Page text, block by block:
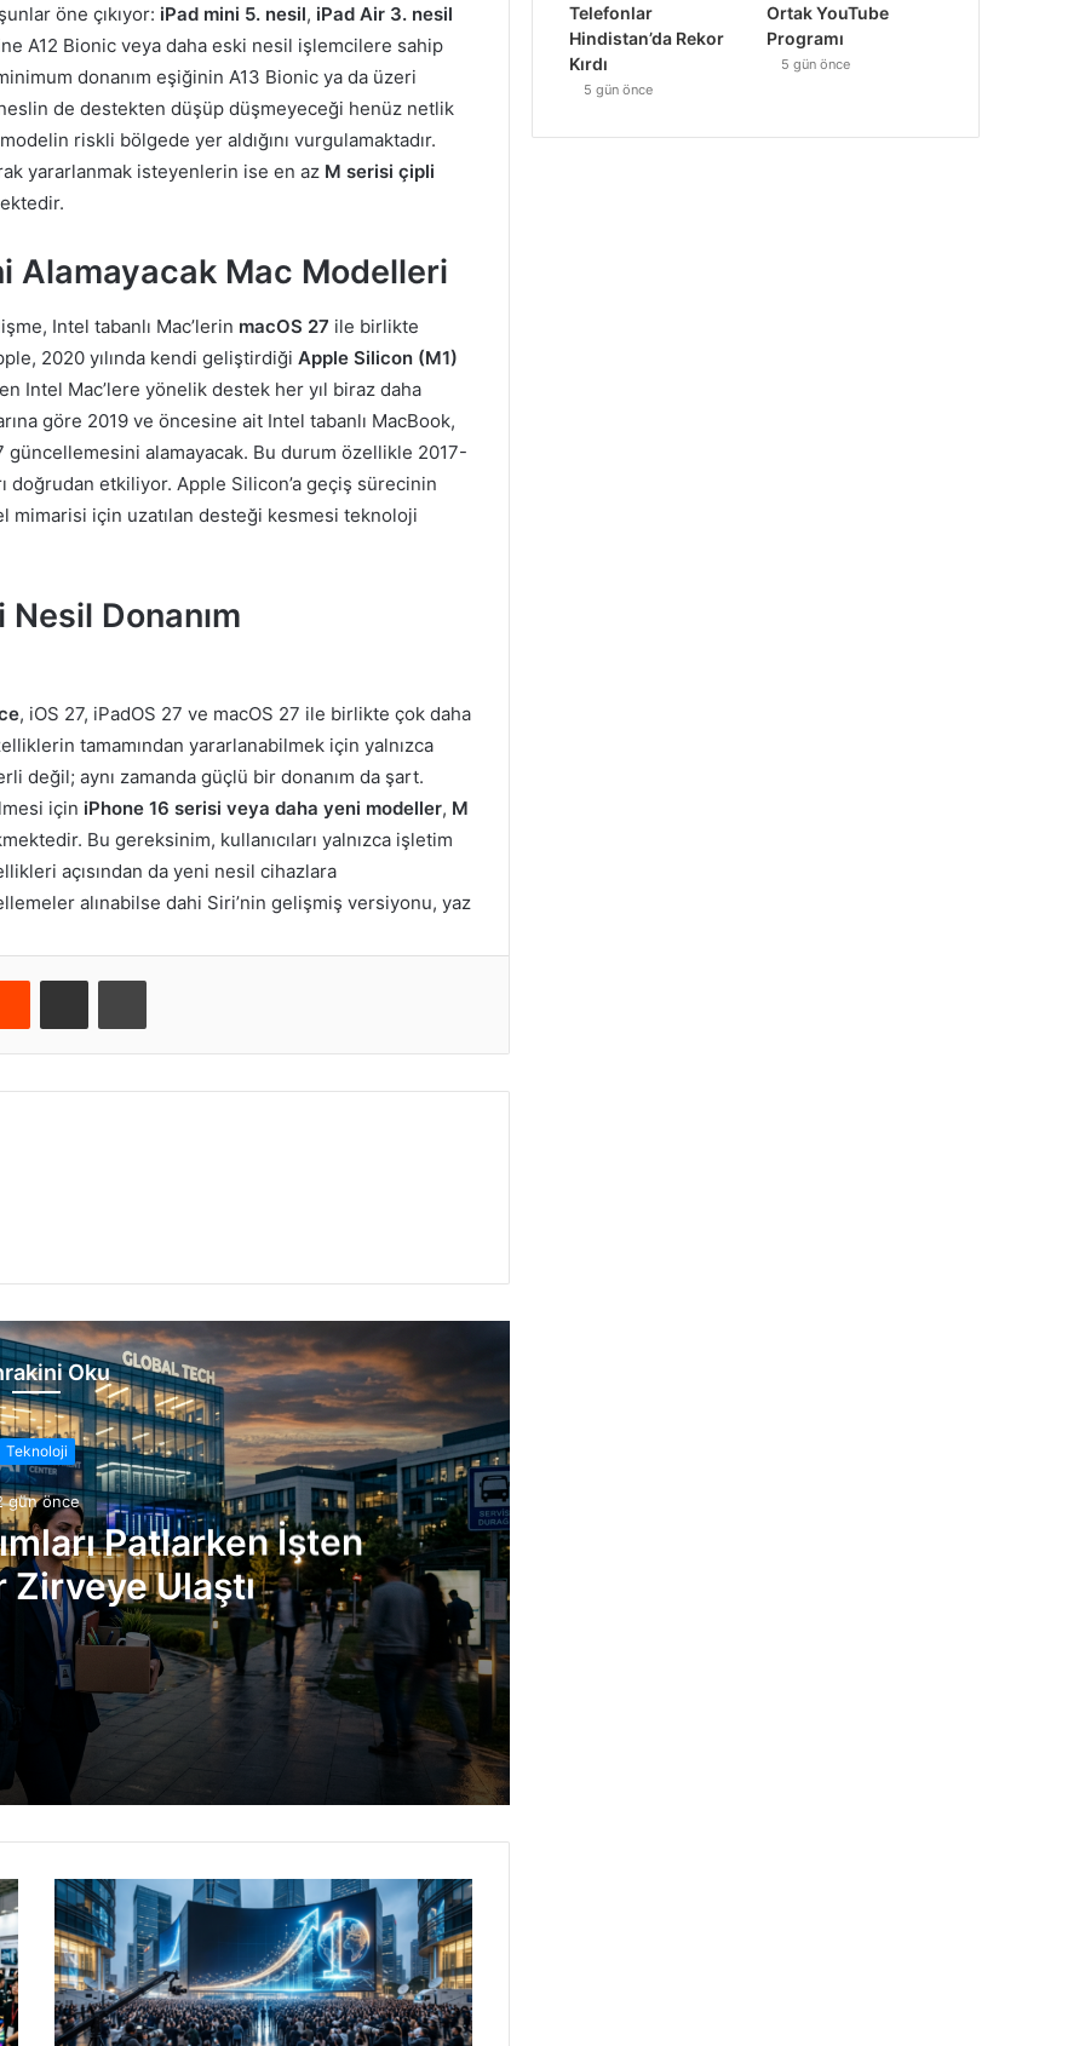
öne çıkıyor: iPad mini 5. nesil, iPad Air 3. nesil
A12 Bionic veya daha eski nesil işlemcilere sahip
donanım eşiğinin A13 Bionic ya da üzeri
de destekten düşüp düşmeyeceği henüz netlik
riskli bölgede yer aldığını vurgulamaktadır.
yararlanmak isteyenlerin ise en az M serisi çipli
Alamayacak Mac Modelleri
Intel tabanlı Mac’lerin macOS 27 ile birlikte
2020 yılında kendi geliştirdiği Apple Silicon (M1)
Intel Mac’lere yönelik destek her yıl biraz daha
göre 2019 ve öncesine ait Intel tabanlı MacBook,
alamayacak. Bu durum özellikle 2017-
doğrudan etkiliyor. Apple Silicon’a geçiş sürecinin
mimarisi için uzatılan desteği kesmesi teknoloji
Donanım
, iOS 27, iPadOS 27 ve macOS 27 ile birlikte çok daha
tamamından yararlanabilmek için yalnızca
değil; aynı zamanda güçlü bir donanım da şart.
için iPhone 16 serisi veya daha yeni modeller, M
Bu gereksinim, kullanıcıları yalnızca işletim
açısından da yeni nesil cihazlara
alınabilse dahi Siri’nin gelişmiş versiyonu, yaz
Oku
Teknoloji
gün önce
Patlarken İşten
Zirveye Ulaştı
Zirveye Ulaştı
Paketleme
Detaylar
Telefonlar
Hindistan’da Rekor
Kırdı
5 gün önce
Ortak YouTube
Programı
5 gün önce